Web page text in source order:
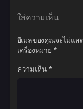
ผู้ฝึกยุทธ์พเนจรท่องโล
นามเทพปีศาจแห่งจักร
ใส่ความเห็น
อีเมลของคุณจะไม่แส
เครื่องหมาย *
ความเห็น *